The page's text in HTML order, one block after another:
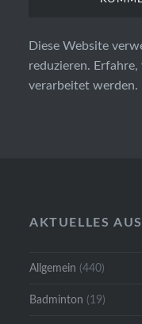
Diese Website
reduzieren.
verarbeitet werden.
AKTUELLES
Allgemein (440)
Badminton (19)